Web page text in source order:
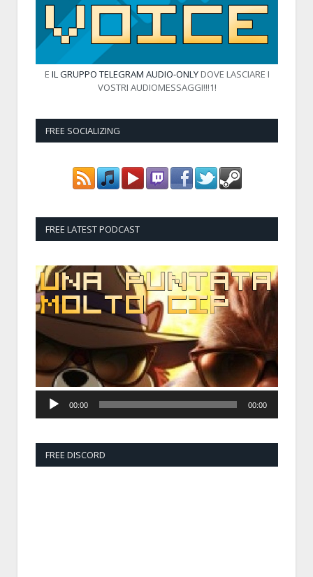
E IL GRUPPO TELEGRAM AUDIO-ONLYDOVE LASCIARE I
VOSTRI AUDIOMESSAGGI!!!1!
FREE SOCIALIZING
FREE LATEST PODCAST
Audio
Player
00:00 00:00
FREE DISCORD